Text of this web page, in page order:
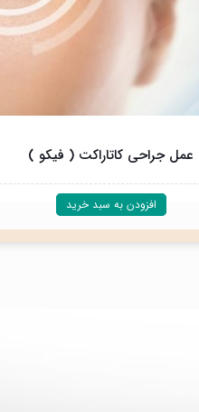
عمل جراحی کاتاراکت ( فیکو )
افزودن به سبد خرید